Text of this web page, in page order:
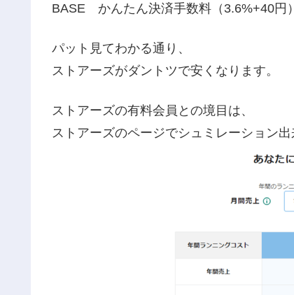
BASE かんたん決済手数料（3.6%+40円
パット見てわかる通り、
ストアーズがダントツで安くなります。
ストアーズの有料会員との境目は、
ストアーズのページでシュミレーション出